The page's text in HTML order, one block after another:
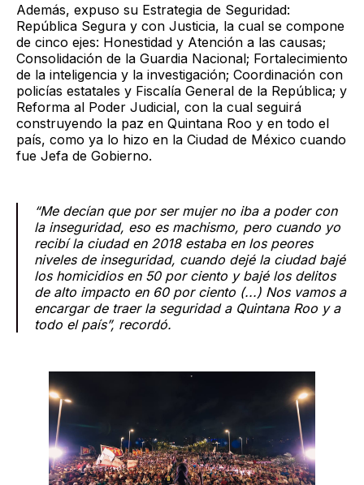
Además, expuso su Estrategia de Seguridad:
República Segura y con Justicia, la cual se compone
de cinco ejes: Honestidad y Atención a las causas;
Consolidación de la Guardia Nacional; Fortalecimiento
de la inteligencia y la investigación; Coordinación con
policías estatales y Fiscalía General de la República; y
Reforma al Poder Judicial, con la cual seguirá
construyendo la paz en Quintana Roo y en todo el
país, como ya lo hizo en la Ciudad de México cuando
fue Jefa de Gobierno.
“Me decían que por ser mujer no iba a poder con
la inseguridad, eso es machismo, pero cuando yo
recibí la ciudad en 2018 estaba en los peores
niveles de inseguridad, cuando dejé la ciudad bajé
los homicidios en 50 por ciento y bajé los delitos
de alto impacto en 60 por ciento (...) Nos vamos a
encargar de traer la seguridad a Quintana Roo y a
todo el país”, recordó.